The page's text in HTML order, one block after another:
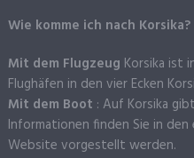
Wie komme ich nach Korsika?
Mit dem Flugzeug Korsika ist
Flughäfen in den vier Ecken
Mit dem Boot : Auf Korsika
Informationen finden Sie in
Website vorgestellt werden.